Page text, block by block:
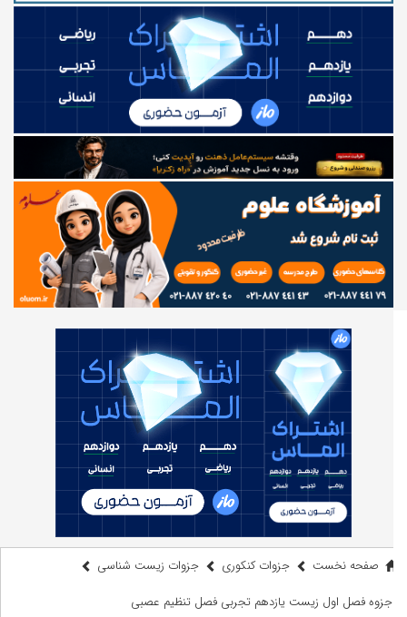
صفحه نخست جزوات کنکوری
جزوات زیست شناسی
جزوه فصل اول زیست یازدهم تجربی‎ فصل تنظیم عصبی